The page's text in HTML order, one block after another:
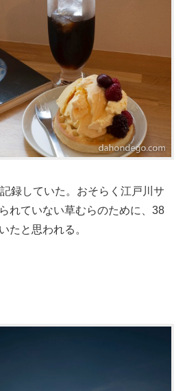
録していた。おそらく江戸川サ
れていない草むらのために、38
たと思われる。